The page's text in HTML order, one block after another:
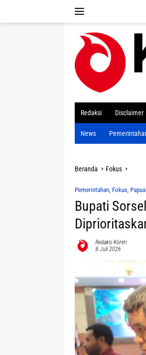
Redaksi Disclaimer
News
Beranda Fokus
Pemerintahan Fokus
Bupati
Redaksi Koreri
8 Juli 2026